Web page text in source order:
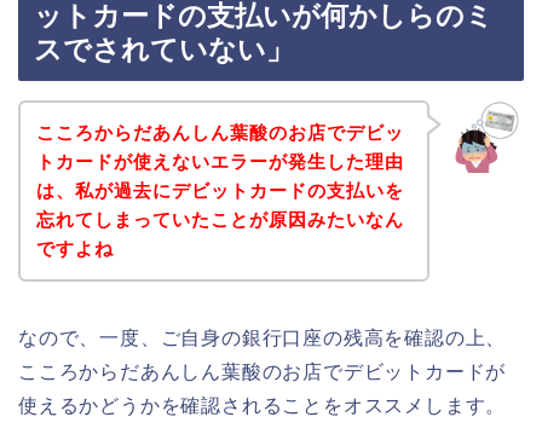
ットカードの支払いが何かしらのミ
スでされていない」
こころからだあんしん葉酸のお店でデビッ
トカードが使えないエラーが発生した理由
は、私が過去にデビットカードの支払いを
忘れてしまっていたことが原因みたいなん
ですよね
なので、一度、ご自身の銀行口座の残高を確認の上、
こころからだあんしん葉酸のお店でデビットカードが
使えるかどうかを確認されることをオススメします。